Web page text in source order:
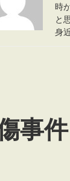
時
と
身
傷